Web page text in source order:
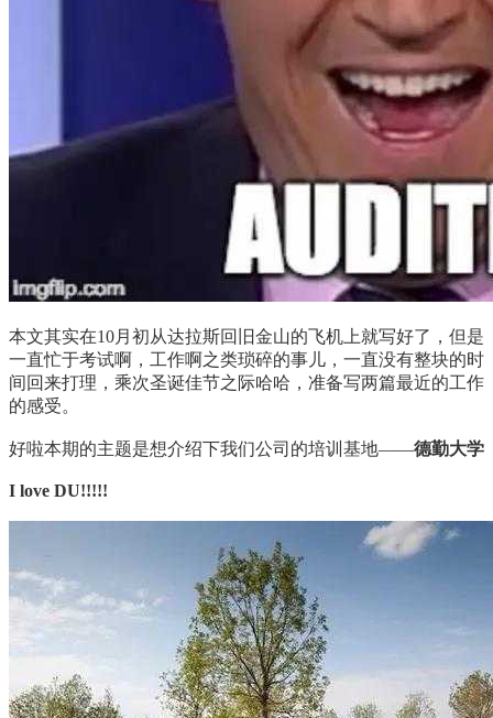
本文其实在10月初从达拉斯回旧金山的飞机上就写好了，但是
一直忙于考试啊，工作啊之类琐碎的事儿，一直没有整块的时
间回来打理，乘次圣诞佳节之际哈哈，准备写两篇最近的工作
的感受。
好啦本期的主题是想介绍下我们公司的培训基地——德勤大学
I love DU!!!!!